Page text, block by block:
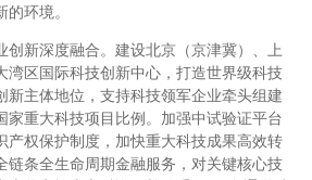
环境。
创新深度融合。建设北京（京津冀）、上
湾区国际科技创新中心，打造世界级科技
新主体地位，支持科技领军企业牵头组建
家重大科技项目比例。加强中试验证平台
产权保护制度，加快重大科技成果高效转
链条全生命周期金融服务，对关键核心技